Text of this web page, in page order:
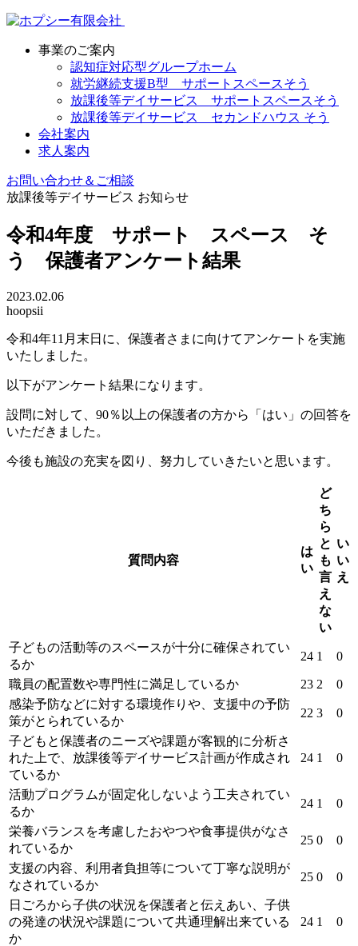
事業のご案内
認知症対応型グループホーム
就労継続支援B型 サポートスペースそう
放課後等デイサービス サポートスペースそう
放課後等デイサービス セカンドハウス そう
会社案内
求人案内
お問い合わせ＆ご相談
放課後等デイサービス お知らせ
令和4年度 サポート スペース そ
う 保護者アンケート結果
2023.02.06
hoopsii
令和4年11月末日に、保護者さまに向けてアンケートを実施
いたしました。
以下がアンケート結果になります。
設問に対して、90％以上の保護者の方から「はい」の回答を
いただきました。
今後も施設の充実を図り、努力していきたいと思います。
質問内容
は
い
ど
ち
ら
と
も
言
え
な
い
い
い
え
子どもの活動等のスペースが十分に確保されてい
るか
24 1 0
職員の配置数や専門性に満足しているか 23 2
0
感染予防などに対する環境作りや、支援中の予防
策がとられているか
22 3 0
子どもと保護者のニーズや課題が客観的に分析さ
れた上で、放課後等デイサービス計画が作成され
ているか
24 1 0
活動プログラムが固定化しないよう工夫されてい
るか
24 1 0
栄養バランスを考慮したおやつや食事提供がなさ
れているか
25 0 0
支援の内容、利用者負担等について丁寧な説明が
なされているか
25 0 0
日ごろから子供の状況を保護者と伝えあい、子供
の発達の状況や課題について共通理解出来ている
か
24 1 0